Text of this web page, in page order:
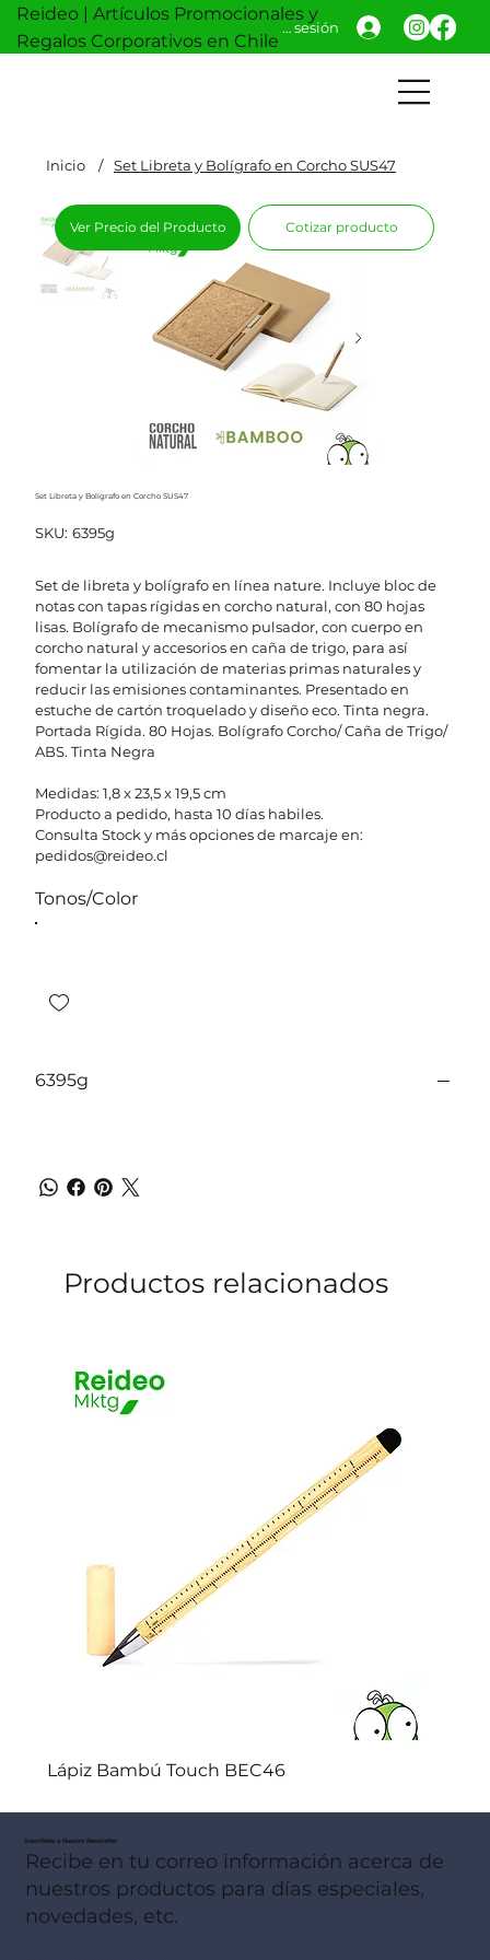
Reideo | Artículos Promocionales y
Regalos Corporativos en Chile
Iniciar sesión
Inicio / Set Libreta y Bolígrafo en Corcho SUS47
Set Libreta y Bolígrafo en Corcho SUS47
SKU: SKU
6395g
6395g
Set de libreta y bolígrafo en línea nature. Incluye bloc de
notas con tapas rígidas en corcho natural, con 80 hojas
lisas. Bolígrafo de mecanismo pulsador, con cuerpo en
corcho natural y accesorios en caña de trigo, para así
fomentar la utilización de materias primas naturales y
reducir las emisiones contaminantes. Presentado en
estuche de cartón troquelado y diseño eco. Tinta negra.
Portada Rígida. 80 Hojas. Bolígrafo Corcho/ Caña de Trigo/
ABS. Tinta Negra
Medidas: 1,8 x 23,5 x 19,5 cm
Producto a pedido, hasta 10 días habiles.
Consulta Stock y más opciones de marcaje en:
pedidos@reideo.cl
Tonos/Color
6395g
Ver Precio del Producto Cotizar producto
Productos relacionados
Lápiz Bambú Touch BEC46
Suscribete a Nuestro Newsletter
Recibe en tu correo información acerca de
nuestros productos para días especiales,
novedades, etc.